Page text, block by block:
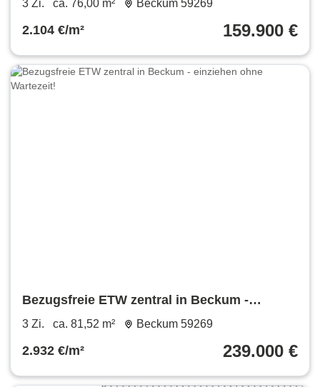
3 Zi. ca. 76,00 m² Beckum 59269
2.104 €/m² 159.900 €
Bezugsfreie ETW zentral in Beckum -
einziehen ohne Wartezeit!
3 Zi. ca. 81,52 m² Beckum 59269
2.932 €/m² 239.000 €